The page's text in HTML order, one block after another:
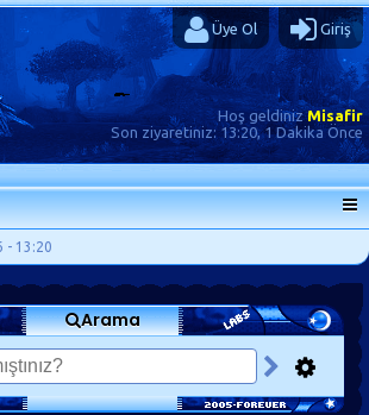
Üye Ol Giriş
Hoş geldinizMisafir
Son ziyaretiniz: 13:20, 1 Dakika Önce
- 13:20
Arama